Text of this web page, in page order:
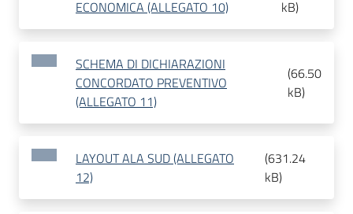
ECONOMICA (ALLEGATO 10)
kB)
SCHEMA DI DICHIARAZIONI
CONCORDATO PREVENTIVO
(ALLEGATO 11)
(66.50
kB)
LAYOUT ALA SUD (ALLEGATO
12)
(631.24
kB)